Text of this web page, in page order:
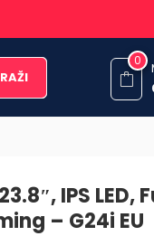
0
IPS LED,
– G24i EU